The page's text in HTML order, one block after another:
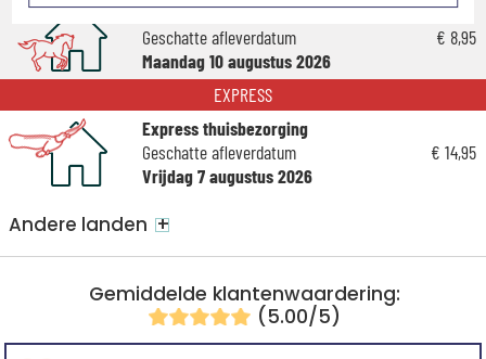
Gemiddelde klantenwaardering:
(5.00/5)
Standaard thuisbezorging
Geschatte afleverdatum
Maandag 10 augustus 2026
€ 8,95
EXPRESS
Express thuisbezorging
Geschatte afleverdatum
Vrijdag 7 augustus 2026
€ 14,95
Andere landen +